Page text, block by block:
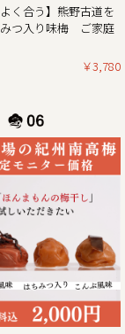
購入でポイン
！
得にお買い求
だきます。ま
お客様全員に
ップ内の全商
ゼント！
をご賞味くだ
高梅ご家庭用
格にて販売
得にお買い求
、期間中当企
く合う】熊野古道を
つ入り味梅 ご家庭
￥3,780